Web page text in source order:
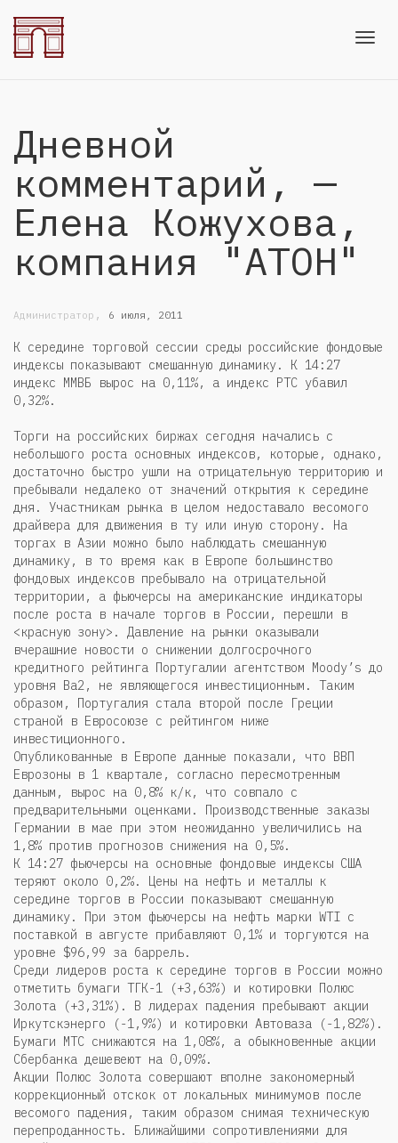
Дневной
комментарий, —
Елена Кожухова,
компания "АТОН"
Администратор , 6 июля, 2011
К середине торговой сессии среды российские фондовые
индексы показывают смешанную динамику. К 14:27
индекс ММВБ вырос на 0,11%, а индекс РТС убавил
0,32%.
Торги на российских биржах сегодня начались с
небольшого роста основных индексов, которые, однако,
достаточно быстро ушли на отрицательную территорию и
пребывали недалеко от значений открытия к середине
дня. Участникам рынка в целом недоставало весомого
драйвера для движения в ту или иную сторону. На
торгах в Азии можно было наблюдать смешанную
динамику, в то время как в Европе большинство
фондовых индексов пребывало на отрицательной
территории, а фьючерсы на американские индикаторы
после роста в начале торгов в России, перешли в
<красную зону>. Давление на рынки оказывали
вчерашние новости о снижении долгосрочного
кредитного рейтинга Португалии агентством Moody’s до
уровня Ва2, не являющегося инвестиционным. Таким
образом, Португалия стала второй после Греции
страной в Евросоюзе с рейтингом ниже
инвестиционного.
Опубликованные в Европе данные показали, что ВВП
Еврозоны в 1 квартале, согласно пересмотренным
данным, вырос на 0,8% к/к, что совпало с
предварительными оценками. Производственные заказы
Германии в мае при этом неожиданно увеличились на
1,8% против прогнозов снижения на 0,5%.
К 14:27 фьючерсы на основные фондовые индексы США
теряют около 0,2%. Цены на нефть и металлы к
середине торгов в России показывают смешанную
динамику. При этом фьючерсы на нефть марки WTI с
поставкой в августе прибавляют 0,1% и торгуются на
уровне $96,99 за баррель.
Среди лидеров роста к середине торгов в России можно
отметить бумаги ТГК-1 (+3,63%) и котировки Полюс
Золота (+3,31%). В лидерах падения пребывают акции
Иркутскэнерго (-1,9%) и котировки Автоваза (-1,82%).
Бумаги МТС снижаются на 1,08%, а обыкновенные акции
Сбербанка дешевеют на 0,09%.
Акции Полюс Золота совершают вполне закономерный
коррекционный отскок от локальных минимумов после
весомого падения, таким образом снимая техническую
перепроданность. Ближайшими сопротивлениями для